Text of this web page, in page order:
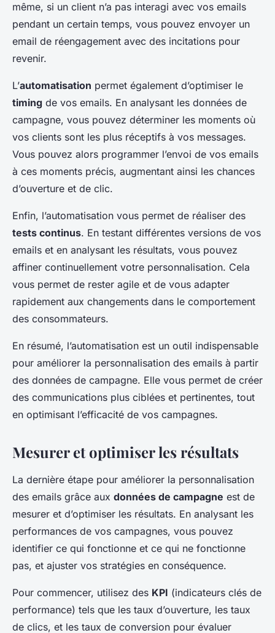
même, si un client n’a pas interagi avec vos emails
pendant un certain temps, vous pouvez envoyer un
email de réengagement avec des incitations pour
revenir.
L’automatisation permet également d’optimiser le
timing de vos emails. En analysant les données de
campagne, vous pouvez déterminer les moments où
vos clients sont les plus réceptifs à vos messages.
Vous pouvez alors programmer l’envoi de vos emails
à ces moments précis, augmentant ainsi les chances
d’ouverture et de clic.
Enfin, l’automatisation vous permet de réaliser des
tests continus. En testant différentes versions de vos
emails et en analysant les résultats, vous pouvez
affiner continuellement votre personnalisation. Cela
vous permet de rester agile et de vous adapter
rapidement aux changements dans le comportement
des consommateurs.
En résumé, l’automatisation est un outil indispensable
pour améliorer la personnalisation des emails à partir
des données de campagne. Elle vous permet de créer
des communications plus ciblées et pertinentes, tout
en optimisant l’efficacité de vos campagnes.
Mesurer et optimiser les résultats
La dernière étape pour améliorer la personnalisation
des emails grâce aux données de campagne est de
mesurer et d’optimiser les résultats. En analysant les
performances de vos campagnes, vous pouvez
identifier ce qui fonctionne et ce qui ne fonctionne
pas, et ajuster vos stratégies en conséquence.
Pour commencer, utilisez des KPI (indicateurs clés de
performance) tels que les taux d’ouverture, les taux
de clics, et les taux de conversion pour évaluer